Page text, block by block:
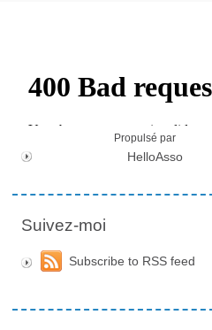
Propulsé par
HelloAsso
Suivez-moi
Subscribe to RSS feed